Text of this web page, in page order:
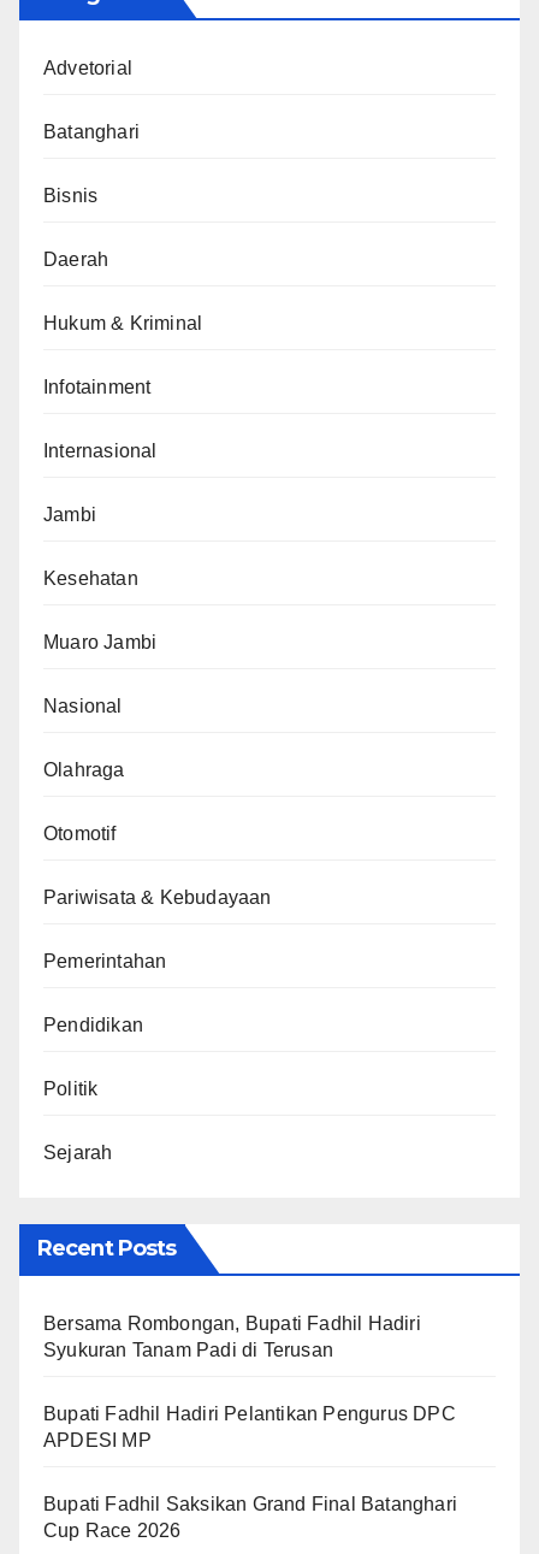
Advetorial
Batanghari
Bisnis
Daerah
Hukum & Kriminal
Infotainment
Internasional
Jambi
Kesehatan
Muaro Jambi
Nasional
Olahraga
Otomotif
Pariwisata & Kebudayaan
Pemerintahan
Pendidikan
Politik
Sejarah
Recent Posts
Bersama Rombongan, Bupati Fadhil Hadiri
Syukuran Tanam Padi di Terusan
Bupati Fadhil Hadiri Pelantikan Pengurus DPC
APDESI MP
Bupati Fadhil Saksikan Grand Final Batanghari
Cup Race 2026